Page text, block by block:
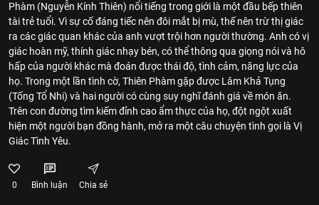
Phàm (Nguyễn Kính Thiên) nổi tiếng trong giới là một đầu bếp thiên
tài trẻ tuổi. Vì sự cố đáng tiếc nên đôi mắt bị mù, thế nên trừ thị giác
ra các giác quan khác của anh vượt trội hơn người thường. Anh có vị
giác hoàn mỹ, thính giác nhạy bén, có thể thông qua giọng nói và hô
hấp của người khác mà đoán được thái độ, tình cảm, năng lực của
họ. Trong một lần tình cờ, Thiên Phàm gặp được Lâm Khả Tụng
(Tống Tổ Nhi) và hai người có cùng suy nghĩ đánh giá về món ăn.
Trên con đường tìm kiếm đỉnh cao ẩm thực của họ, đột ngột xuất
hiện một người bạn đồng hành, mở ra một câu chuyện tình gọi là Vị
Giác Tình Yêu.
0 Bình luận Chia sẻ